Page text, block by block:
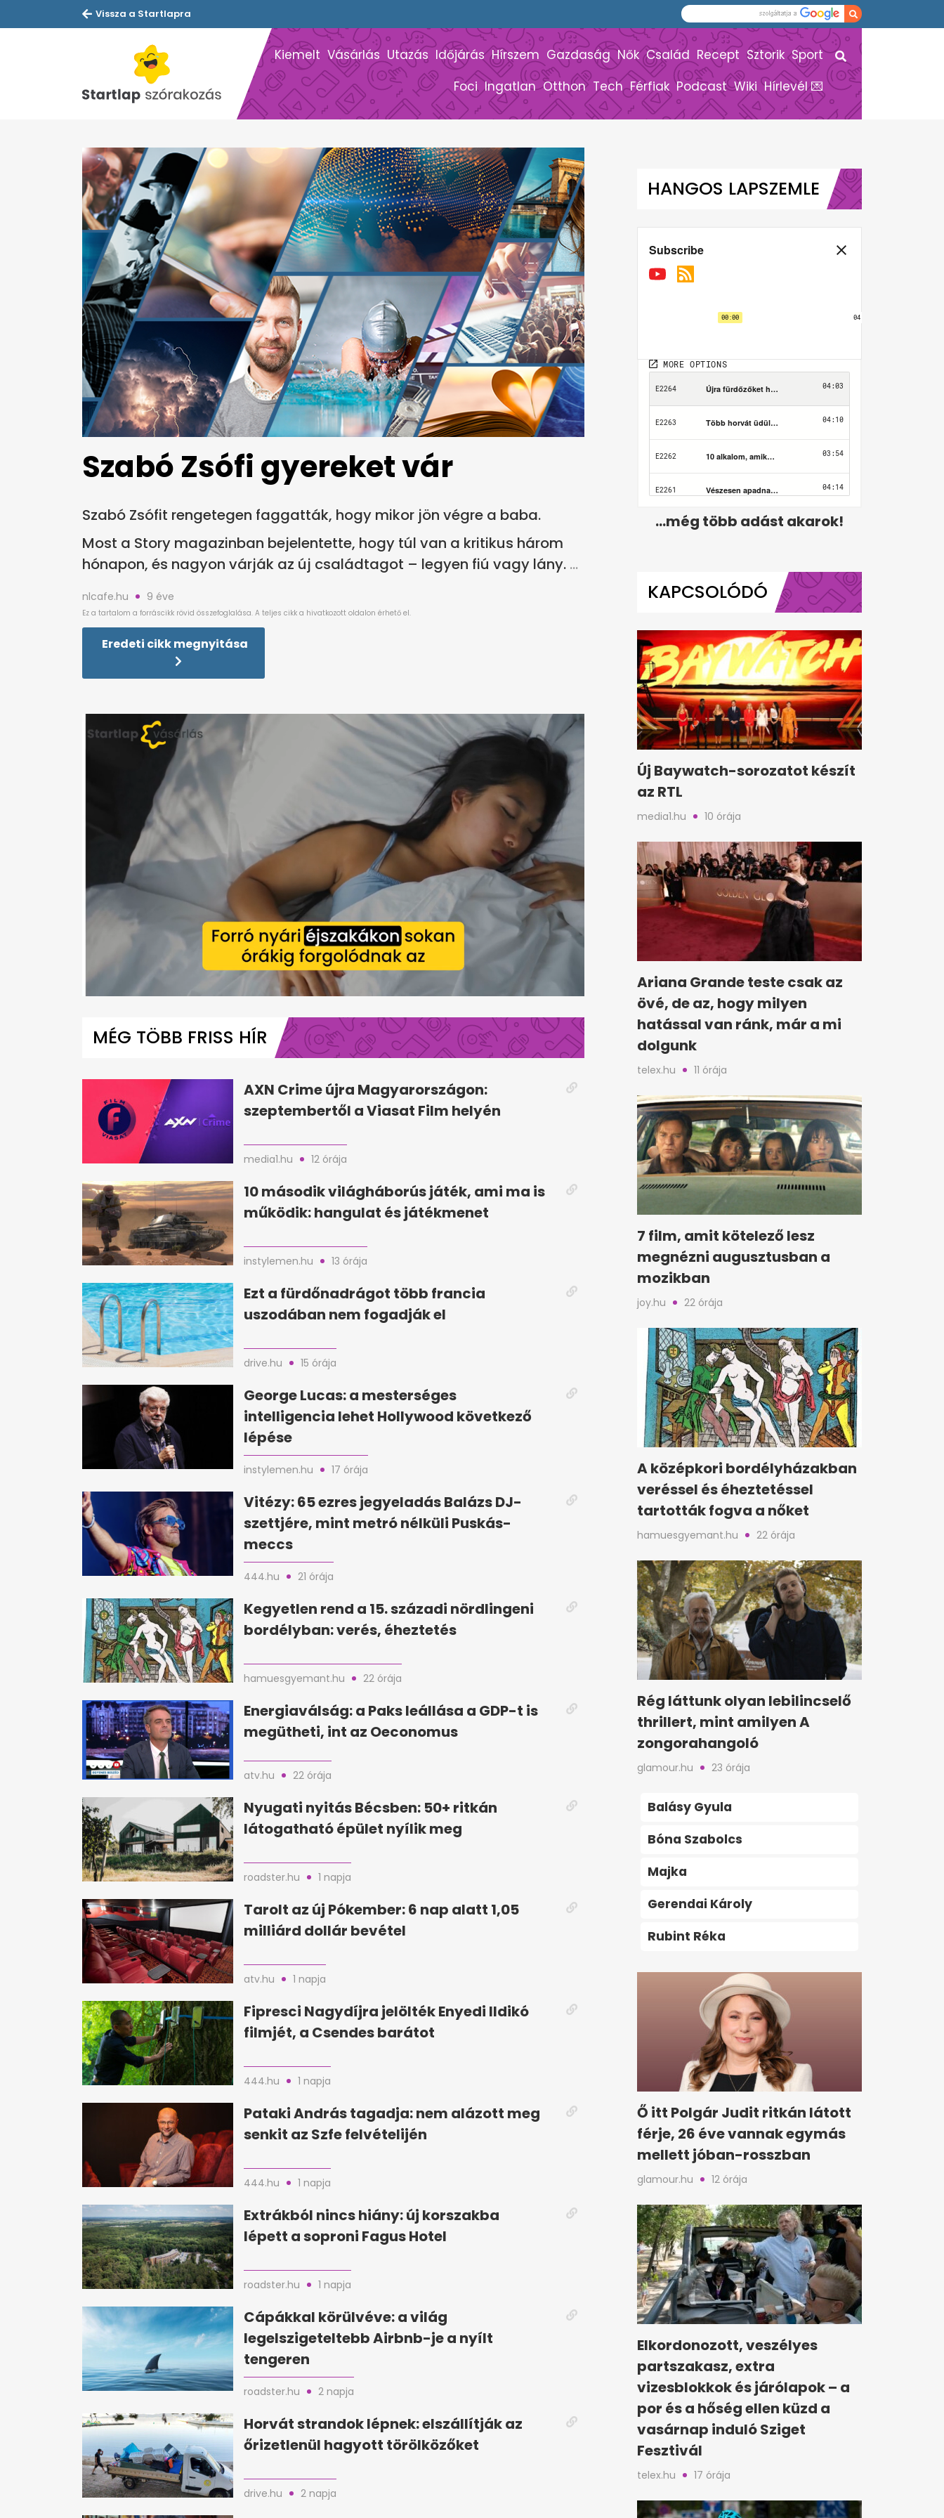
Vissza a Startlapra
Kiemelt Vásárlás Utazás Időjárás Hírszem Gazdaság Nők Család Recept Sztorik Sport
Foci Ingatlan Otthon Tech Férfiak Podcast Wiki Hírlevél 💌
Szabó Zsófi gyereket vár
Szabó Zsófit rengetegen faggatták, hogy mikor jön végre a baba.
Most a Story magazinban bejelentette, hogy túl van a kritikus három
hónapon, és nagyon várják az új családtagot – legyen fiú vagy lány.
nlcafe.hu 9 éve
Eredeti cikk megnyitása
minute,
0%
MÉG TÖBB FRISS HÍR
AXN Crime újra Magyarországon:
szeptembertől a Viasat Film helyén
media1.hu 12 órája
10 második világháborús játék, ami ma is
működik: hangulat és játékmenet
instylemen.hu 13 órája
Ezt a fürdőnadrágot több francia
uszodában nem fogadják el
drive.hu 15 órája
George Lucas: a mesterséges
intelligencia lehet Hollywood következő
lépése
instylemen.hu 17 órája
Vitézy: 65 ezres jegyeladás Balázs DJ-
szettjére, mint metró nélküli Puskás-
meccs
444.hu 21 órája
Kegyetlen rend a 15. századi nördlingeni
bordélyban: verés, éheztetés
hamuesgyemant.hu 22 órája
Energiaválság: a Paks leállása a GDP-t is
megütheti, int az Oeconomus
atv.hu 22 órája
Nyugati nyitás Bécsben: 50+ ritkán
látogatható épület nyílik meg
roadster.hu 1 napja
Tarolt az új Pókember: 6 nap alatt 1,05
milliárd dollár bevétel
atv.hu 1 napja
Fipresci Nagydíjra jelölték Enyedi Ildikó
filmjét, a Csendes barátot
444.hu 1 napja
Pataki András tagadja: nem alázott meg
senkit az Szfe felvételijén
444.hu 1 napja
Extrákból nincs hiány: új korszakba
lépett a soproni Fagus Hotel
roadster.hu 1 napja
Cápákkal körülvéve: a világ
legelszigeteltebb Airbnb-je a nyílt
tengeren
roadster.hu 2 napja
Horvát strandok lépnek: elszállítják az
őrizetlenül hagyott törölközőket
drive.hu 2 napja
HANGOS LAPSZEMLE
...még több adást akarok!
KAPCSOLÓDÓ
Új Baywatch-sorozatot készít
az RTL
media1.hu 10 órája
Ariana Grande teste csak az
övé, de az, hogy milyen
hatással van ránk, már a mi
dolgunk
telex.hu 11 órája
7 film, amit kötelező lesz
megnézni augusztusban a
mozikban
joy.hu 22 órája
A középkori bordélyházakban
veréssel és éheztetéssel
tartották fogva a nőket
hamuesgyemant.hu 22 órája
Rég láttunk olyan lebilincselő
thrillert, mint amilyen A
zongorahangoló
glamour.hu 23 órája
Balásy Gyula
Bóna Szabolcs
Majka
Gerendai Károly
Rubint Réka
Ő itt Polgár Judit ritkán látott
férje, 26 éve vannak egymás
mellett jóban-rosszban
glamour.hu 12 órája
Elkordonozott, veszélyes
partszakasz, extra
vizesblokkok és járólapok – a
por és a hőség ellen küzd a
vasárnap induló Sziget
Fesztivál
telex.hu 17 órája